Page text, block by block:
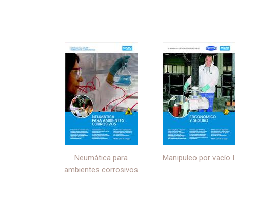
Neumática para
ambientes corrosivos
Manipuleo por vacío I